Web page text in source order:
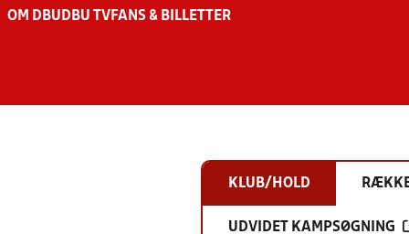
OM DBU DBU TV FANS & BILLETTER
KLUB/HOLD
UDVIDET KAMPSØGNING